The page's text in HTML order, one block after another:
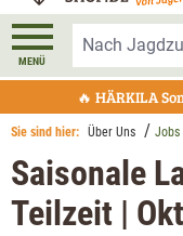
MENÜ
🔥 HÄRKILA
Sie sind hier: Über Uns Jobs
Saisonale
Teilzeit |